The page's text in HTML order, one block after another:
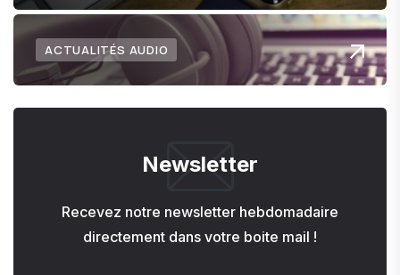
ACTUALITÉS AUDIO
Newsletter
Recevez notre newsletter hebdomadaire
directement dans votre boite mail !